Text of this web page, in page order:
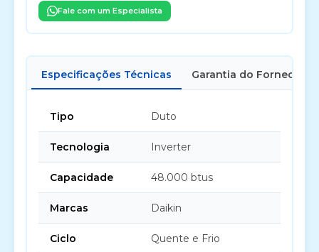
Fale com um Especialista
Especificações Técnicas Garantia do Fornecedor
Tipo Duto
Tecnologia Inverter
Capacidade 48.000 btus
Marcas Daikin
Ciclo Quente e Frio